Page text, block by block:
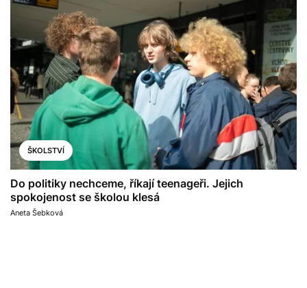
ŠKOLSTVÍ
Do politiky nechceme, říkají teenageři. Jejich
spokojenost se školou klesá
Aneta Šebková